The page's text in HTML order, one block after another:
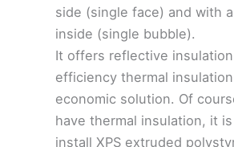
side (single face) and with
inside (single bubble).
It offers reflective
efficiency thermal
economic solution. Of
have thermal insulation, it
install XPS extruded